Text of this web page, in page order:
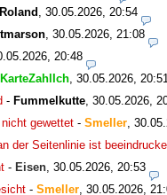
Roland 30.05.2026, 20:54
30.05.2026, 21:08
20:48
30.05.2026, 20:51
- Fummelkutte 30.05.2026,
gewettet - Smeller
der Seitenlinie ist
- Eisen 30.05.2026, 20:53
- Smeller 30.05.2026,